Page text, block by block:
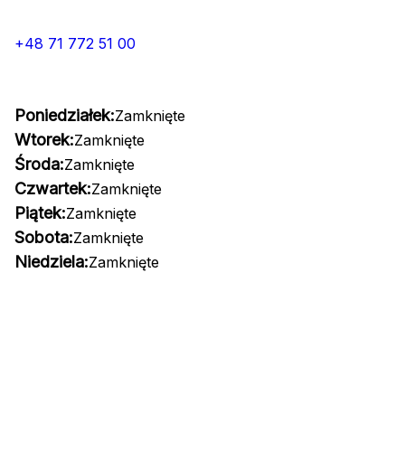
+48 71 772 51 00
Poniedziałek:Zamknięte
Wtorek:Zamknięte
Środa:Zamknięte
Czwartek:Zamknięte
Piątek:Zamknięte
Sobota:Zamknięte
Niedziela:Zamknięte